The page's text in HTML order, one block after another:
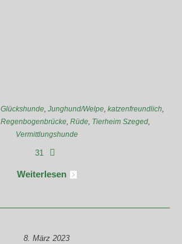
Glückshunde, Junghund/Welpe, katzenfreundlich,
Regenbogenbrücke, Rüde, Tierheim Szeged,
Vermittlungshunde
31
Weiterlesen
8. März 2023